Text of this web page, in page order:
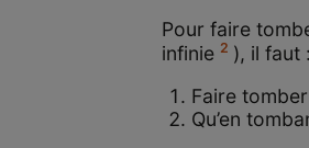
Pour faire
infinie 2 ), il faut :
Faire
Qu’en